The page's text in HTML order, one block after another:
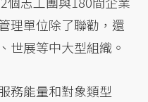
理單位除了聯勸，還
世展等中大型組織。
務能量和對象類型